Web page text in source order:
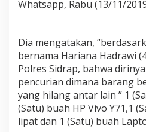
i
o
r
e
s
S
d
r
Whatsapp, Rabu (13/11/
Dia mengatakan,
bernama Hariana Hadrawi
Polres Sidrap, bahwa
pencurian dimana barang
yang hilang antar lain ” 1
(Satu) buah HP Vivo Y71,1
lipat dan 1 (Satu) buah